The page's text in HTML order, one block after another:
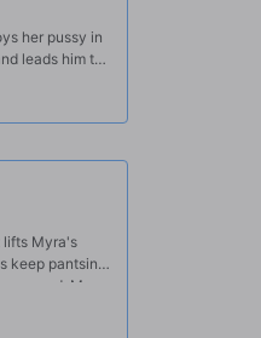
her pussy in
leads him to
lifts Myra's
keep pantsing
around. Myra
he
shorts and